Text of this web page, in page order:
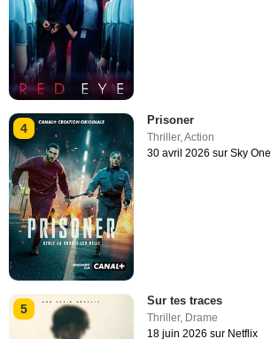
4
Prisoner
Thriller,Action
30 avril 2026 sur Sky One
5
Sur tes traces
Thriller, Drame
18 juin 2026 sur Netflix